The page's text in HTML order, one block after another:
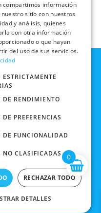
0
compartimos información
sitio con nuestros
y análisis, quienes
con otra información
o que hayan
del uso de sus servicios.
ESTRICTAMENTE
DE RENDIMIENTO
DE PREFERENCIAS
DE FUNCIONALIDAD
NO CLASIFICADAS
RECHAZAR TODO
DETALLES